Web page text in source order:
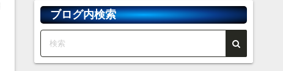
イ
ブ
ブログ内検索